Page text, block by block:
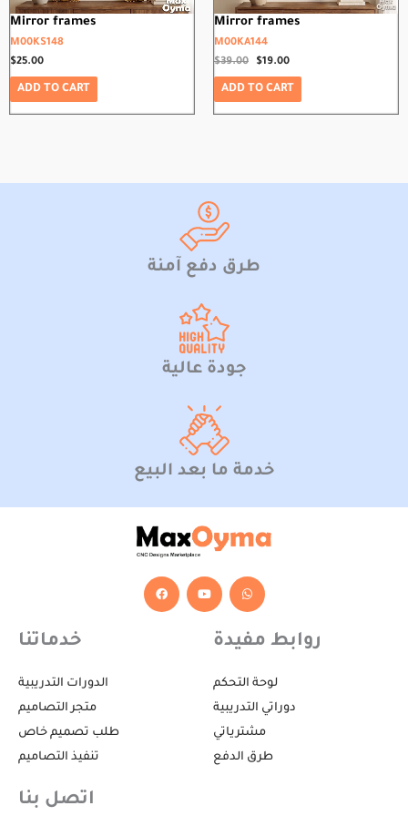
Mirror frames
M00KS148
$25.00
ADD TO CART
Mirror frames
M00KA144
$39.00 $19.00
ADD TO CART
طرق دفع آمنة
جودة عالية
خدمة ما بعد البيع
a
o
W
h
s
a
خدماتنا
الدورات التدريبية
متجر التصاميم
طلب تصميم خاص
تنفيذ التصاميم
روابط مفيدة
لوحة التحكم
دوراتي التدريبية
مشترياتي
طرق الدفع
اتصل بنا